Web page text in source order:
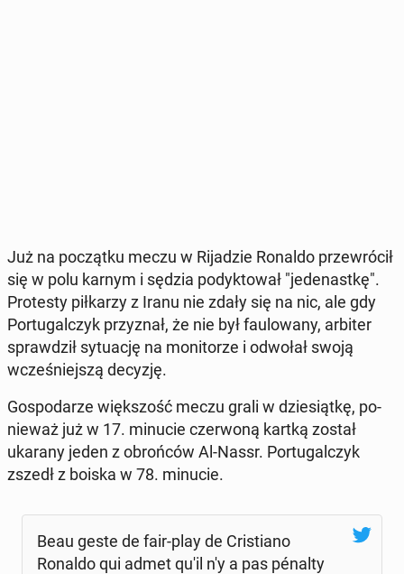
Już na po­cząt­ku meczu w Ri­ja­dzie Ronaldo prze­wró­cił
się w polu karnym i sędzia po­dyk­to­wał "je­de­nast­kę".
Pro­te­sty pił­ka­rzy z Iranu nie zdały się na nic, ale gdy
Por­tu­gal­czyk przy­znał, że nie był fau­lo­wa­ny, arbiter
spraw­dził sy­tu­ację na mo­ni­to­rze i odwołał swoją
wcze­śniej­szą decyzję.
Go­spo­da­rze więk­szość meczu grali w dzie­siąt­kę, po­
nie­waż już w 17. minucie czer­wo­ną kartką został
ukarany jeden z obroń­ców Al-Nassr. Por­tu­gal­czyk
zszedł z boiska w 78. minucie.
Beau geste de fair-play de Cri­stia­no
Ronaldo qui admet qu'il n'y a pas pénalty